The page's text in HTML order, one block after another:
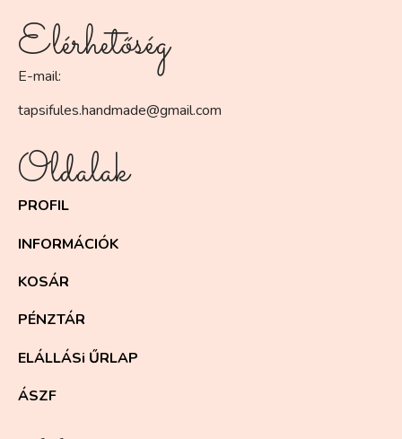
Elérhetőség
E-mail:
tapsifules.handmade@gmail.com
Oldalak
PROFIL
INFORMÁCIÓK
KOSÁR
PÉNZTÁR
ELÁLLÁSi ŰRLAP
ÁSZF